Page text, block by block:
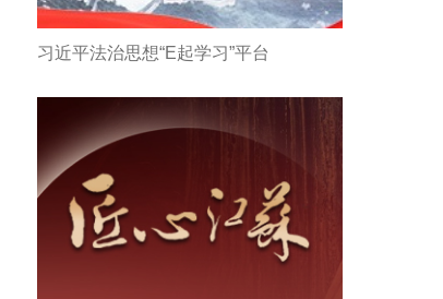
习近平法治思想“E起学习”平台